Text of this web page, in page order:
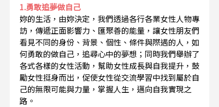
1.勇敢追夢做自己
妳的生活，由妳決定，我們透過各行各業女性人物專
訪，傳遞正面影響力、匯聚善的能量，讓女性朋友們
看見不同的身份、背景、個性、條件與際遇的人，如
何勇敢的做自己，追尋心中的夢想；同時我們舉辦了
各式各樣的女性活動，幫助女性成長與自我提升，鼓
勵女性挺身而出，促使女性從交流學習中找到屬於自
己的無限可能與力量，掌握人生，邁向自我實現之
路。